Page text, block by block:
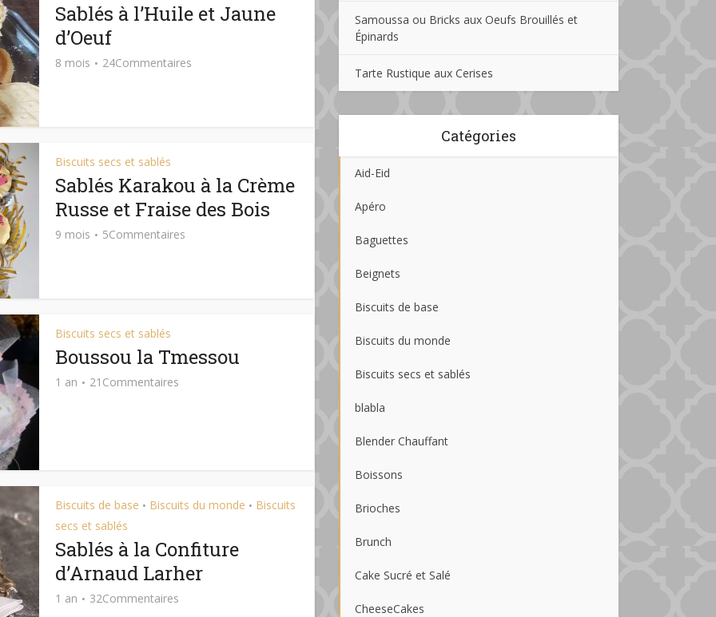
Sablés à l’Huile et Jaune
d’Oeuf
8 mois 24Commentaires
Biscuits secs et sablés
Sablés Karakou à la Crème
Russe et Fraise des Bois
9 mois 5Commentaires
Biscuits secs et sablés
Boussou la Tmessou
1 an 21Commentaires
Biscuits de base • Biscuits du monde • Biscuits
secs et sablés
Sablés à la Confiture
d’Arnaud Larher
1 an 32Commentaires
Samoussa ou Bricks aux Oeufs Brouillés et
Épinards
Tarte Rustique aux Cerises
Catégories
Aid-Eid
Apéro
Baguettes
Beignets
Biscuits de base
Biscuits du monde
Biscuits secs et sablés
blabla
Blender Chauffant
Boissons
Brioches
Brunch
Cake Sucré et Salé
CheeseCakes